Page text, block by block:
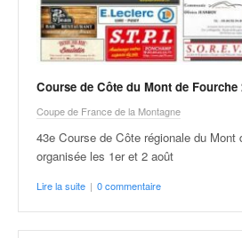
Course de Côte du Mont de Fourche
Coupe de France de la Montagne
43e Course de Côte régionale du Mont
organisée les 1er et 2 août
Lire la suite | 0 commentaire